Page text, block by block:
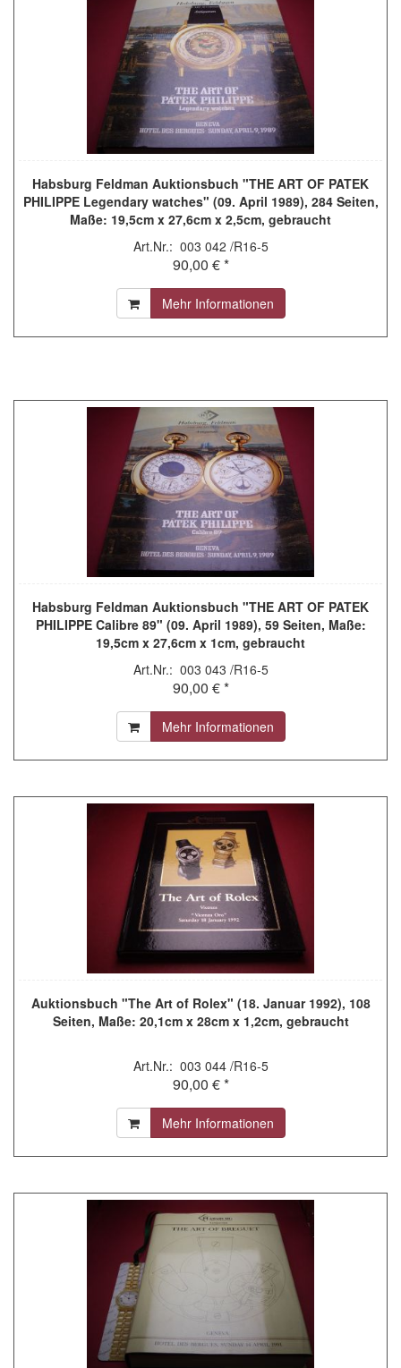
Habsburg Feldman Auktionsbuch "THE ART OF PATEK
PHILIPPE Legendary watches" (09. April 1989), 284 Seiten,
Maße: 19,5cm x 27,6cm x 2,5cm, gebraucht
Art.Nr.: 003 042 /R16-5
90,00 € *
Mehr Informationen
Habsburg Feldman Auktionsbuch "THE ART OF PATEK
PHILIPPE Calibre 89" (09. April 1989), 59 Seiten, Maße:
19,5cm x 27,6cm x 1cm, gebraucht
Art.Nr.: 003 043 /R16-5
90,00 € *
Mehr Informationen
Auktionsbuch "The Art of Rolex" (18. Januar 1992), 108
Seiten, Maße: 20,1cm x 28cm x 1,2cm, gebraucht
Art.Nr.: 003 044 /R16-5
90,00 € *
Mehr Informationen